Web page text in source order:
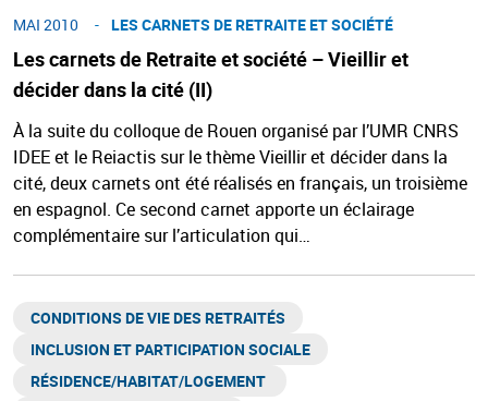
Les carnets de Retraite et société – Vieillir et
décider dans la cité (II)
MAI 2010 LES CARNETS DE RETRAITE ET SOCIÉTÉ
À la suite du colloque de Rouen organisé par l’UMR CNRS
IDEE et le Reiactis sur le thème Vieillir et décider dans la
cité, deux carnets ont été réalisés en français, un troisième
en espagnol. Ce second carnet apporte un éclairage
complémentaire sur l’articulation qui…
CONDITIONS DE VIE DES RETRAITÉS
INCLUSION ET PARTICIPATION SOCIALE
RÉSIDENCE/HABITAT/LOGEMENT ​